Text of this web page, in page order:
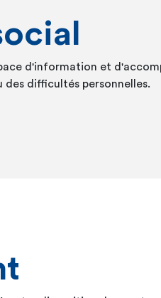
d'information et
difficultés personnelles.